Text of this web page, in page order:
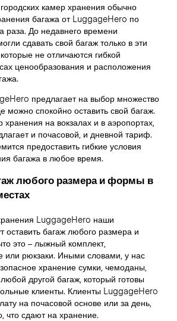
камер хранения обычно
багажа от LuggageHero по
раза. До недавнего времени
сдавать свой багаж только в эти
не отличаются гибкой
ценообразования и расположения
предлагает на выбор множество
можно спокойно оставить свой багаж.
хранения на вокзалах и в аэропортах,
и почасовой, и дневной тариф.
предоставить гибкие условия
багажа в любое время.
любого размера и формы в
LuggageHero наши
оставить багаж любого размера и
это – лыжный комплект,
или рюкзаки. Иными словами, у нас
хранение сумки, чемоданы,
другой багаж, который готовы
клиенты. Клиенты LuggageHero
на почасовой основе или за день,
что сдают на хранение.